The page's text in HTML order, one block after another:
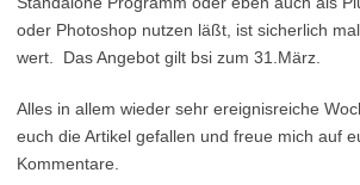
oder Photoshop nutzen läßt, ist sicherlich
wert. Das Angebot gilt bsi zum 31.März.
Alles in allem wieder sehr ereignisreiche
euch die Artikel gefallen und freue mich auf
Kommentare.